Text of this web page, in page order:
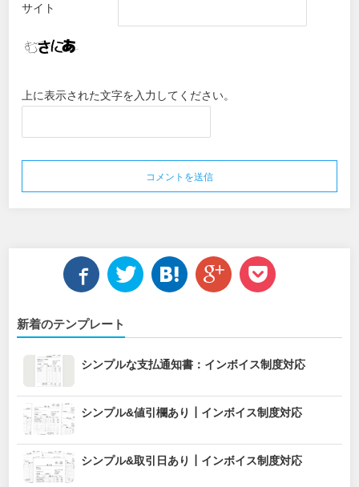
サイト
上に表示された文字を入力してください。
新着のテンプレート
シンプルな支払通知書：インボイス制度対応
シンプル&値引欄あり┃インボイス制度対応
シンプル&取引日あり┃インボイス制度対応